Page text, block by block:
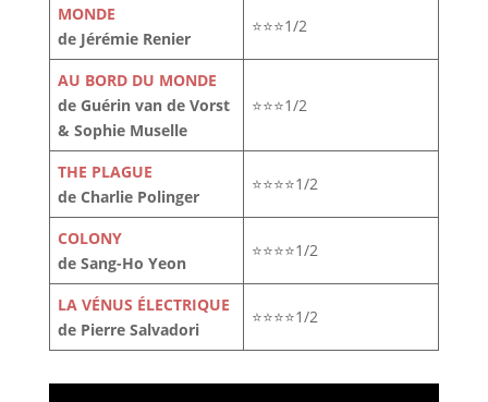
MONDE
de Jérémie Renier
⭐⭐⭐1/2
AU BORD DU MONDE
de Guérin van de Vorst
& Sophie Muselle
⭐⭐⭐1/2
THE PLAGUE
de Charlie Polinger
⭐⭐⭐⭐1/2
COLONY
de Sang-Ho Yeon
⭐⭐⭐⭐1/2
LA VÉNUS ÉLECTRIQUE
de Pierre Salvadori
⭐⭐⭐⭐1/2